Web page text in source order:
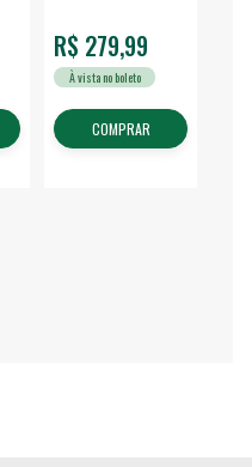
R$ 279,99
À vista no boleto
COMPRAR